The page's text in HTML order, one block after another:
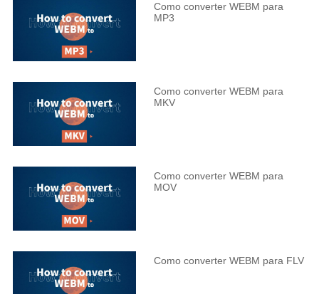
Como converter WEBM para
MP3
Como converter WEBM para
MKV
Como converter WEBM para
MOV
Como converter WEBM para FLV